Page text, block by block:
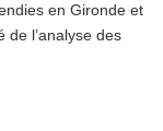
en Gironde et
de l’analyse des